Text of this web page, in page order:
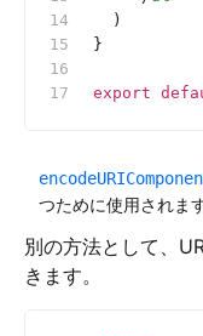
  )
}
export
つために使用されます
別の方法として、
きます。